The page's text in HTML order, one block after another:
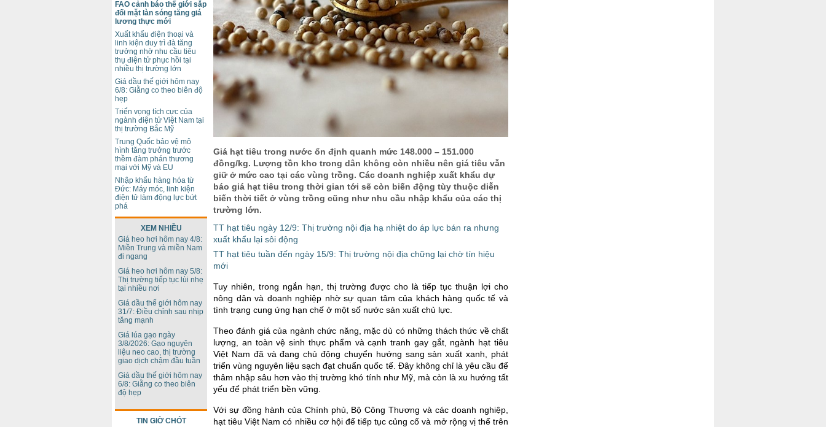
Giá hạt tiêu trong nước ổn định quanh mức 148.000 – 151.000
đồng/kg. Lượng tồn kho trong dân không còn nhiều nên giá tiêu vẫn
giữ ở mức cao tại các vùng trồng. Các doanh nghiệp xuất khẩu dự
báo giá hạt tiêu trong thời gian tới sẽ còn biến động tùy thuộc diễn
biến thời tiết ở vùng trồng cũng như nhu cầu nhập khẩu của các thị
trường lớn.
TT hạt tiêu ngày 12/9: Thị trường nội địa hạ nhiệt do áp lực bán ra nhưng
xuất khẩu lại sôi động
TT hạt tiêu tuần đến ngày 15/9: Thị trường nội địa chững lại chờ tín hiệu
mới
Tuy nhiên, trong ngắn hạn, thị trường được cho là tiếp tục thuận lợi cho
nông dân và doanh nghiệp nhờ sự quan tâm của khách hàng quốc tế và
tình trạng cung ứng hạn chế ở một số nước sản xuất chủ lực.
Theo đánh giá của ngành chức năng, mặc dù có những thách thức về chất
lượng, an toàn vệ sinh thực phẩm và cạnh tranh gay gắt, ngành hạt tiêu
Việt Nam đã và đang chủ động chuyển hướng sang sản xuất xanh, phát
triển vùng nguyên liệu sạch đạt chuẩn quốc tế. Đây không chỉ là yêu cầu để
thâm nhập sâu hơn vào thị trường khó tính như Mỹ, mà còn là xu hướng tất
yếu để phát triển bền vững.
Với sự đồng hành của Chính phủ, Bộ Công Thương và các doanh nghiệp,
hạt tiêu Việt Nam có nhiều cơ hội để tiếp tục củng cố và mở rộng vị thế trên
FAO cảnh báo thế giới sắp
đối mặt làn sóng tăng giá
lương thực mới
Xuất khẩu điện thoại và
linh kiện duy trì đà tăng
trưởng nhờ nhu cầu tiêu
thụ điện tử phục hồi tại
nhiều thị trường lớn
Giá dầu thế giới hôm nay
6/8: Giằng co theo biên độ
hẹp
Triển vọng tích cực của
ngành điện tử Việt Nam tại
thị trường Bắc Mỹ
Trung Quốc bảo vệ mô
hình tăng trưởng trước
thềm đàm phán thương
mại với Mỹ và EU
Nhập khẩu hàng hóa từ
Đức: Máy móc, linh kiện
điện tử làm động lực bứt
phá
XEM NHIỀU
Giá heo hơi hôm nay 4/8:
Miền Trung và miền Nam
đi ngang
Giá heo hơi hôm nay 5/8:
Thị trường tiếp tục lùi nhẹ
tại nhiều nơi
Giá dầu thế giới hôm nay
31/7: Điều chỉnh sau nhịp
tăng mạnh
Giá lúa gạo ngày
3/8/2026: Gạo nguyên
liệu neo cao, thị trường
giao dịch chậm đầu tuần
Giá dầu thế giới hôm nay
6/8: Giằng co theo biên
độ hẹp
TIN GIỜ CHÓT